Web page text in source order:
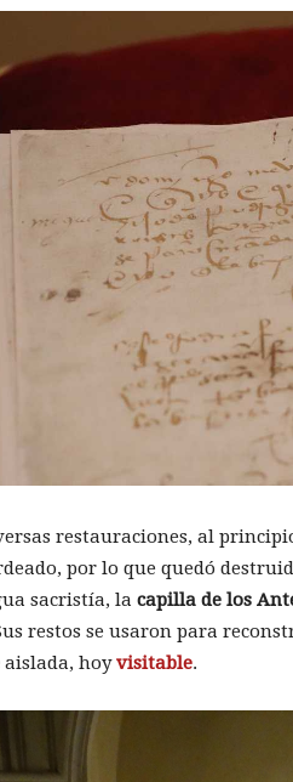
restauraciones, al
por lo que quedó
sacristía, la capilla de los
restos se usaron para
aislada, hoyvisitable.